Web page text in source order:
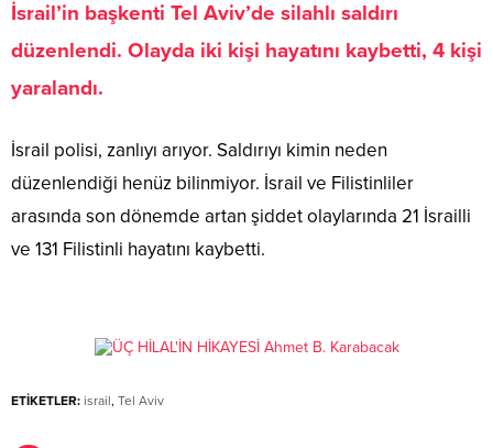
İsrail’in başkenti Tel Aviv’de silahlı saldırı
düzenlendi. Olayda iki kişi hayatını kaybetti, 4 kişi
yaralandı.
İsrail polisi, zanlıyı arıyor. Saldırıyı kimin neden
düzenlendiği henüz bilinmiyor. İsrail ve Filistinliler
arasında son dönemde artan şiddet olaylarında 21 İsrailli
ve 131 Filistinli hayatını kaybetti.
ETİKETLER: israil, Tel Aviv